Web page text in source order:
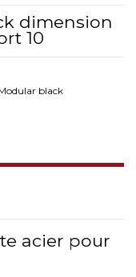
dimension
10
black
acier pour